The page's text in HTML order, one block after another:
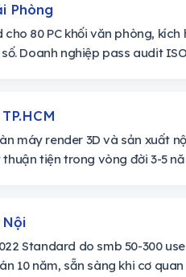
Phòng
cho 80 PC khối văn phòng,
Doanh nghiệp pass audit
máy render 3D và sản xuất
tiện trong vòng đời 3-5
Standard do smb 50-300
10 năm, sẵn sàng khi cơ